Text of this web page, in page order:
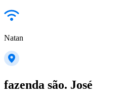
Natan
fazenda são. José